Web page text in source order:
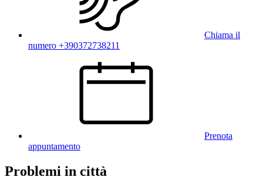
Chiama il
numero +390372738211
Prenota
appuntamento
Problemi in città